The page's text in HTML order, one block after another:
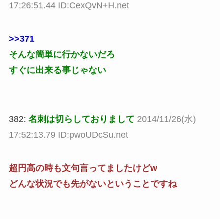
17:26:51.44 ID:CexQvN+H.net
>>371
そんな簡単に行かないだろ
すぐに出来る事じゃない
382: 名刺は切らしておりまして 2014/11/26(水)
17:52:13.79 ID:pwoUDcSu.net
超円高の時も文句言ってましたけどw
どんな状況でも先がないということですね